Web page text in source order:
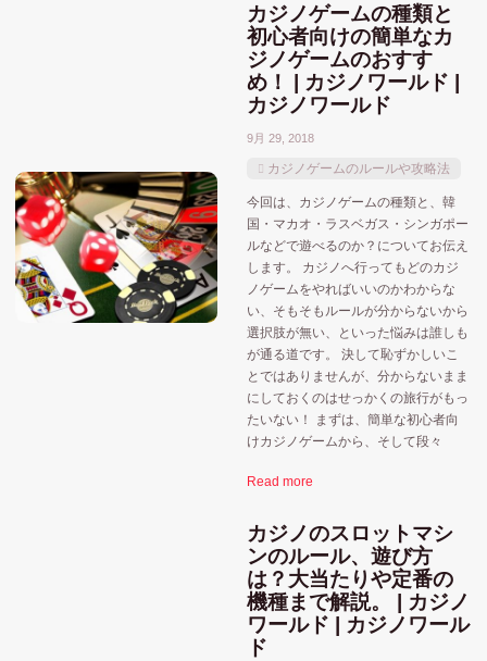
カジノゲームの種類と
初心者向けの簡単なカ
ジノゲームのおすす
め！ | カジノワールド |
カジノワールド
9月 29, 2018
カジノゲームのルールや攻略法
今回は、カジノゲームの種類と、韓
国・マカオ・ラスベガス・シンガポー
ルなどで遊べるのか？についてお伝え
します。 カジノへ行ってもどのカジ
ノゲームをやればいいのかわからな
い、そもそもルールが分からないから
選択肢が無い、といった悩みは誰しも
が通る道です。 決して恥ずかしいこ
とではありませんが、分からないまま
にしておくのはせっかくの旅行がもっ
たいない！ まずは、簡単な初心者向
けカジノゲームから、そして段々
Read more
カジノのスロットマシ
ンのルール、遊び方
は？大当たりや定番の
機種まで解説。 | カジノ
ワールド | カジノワール
ド